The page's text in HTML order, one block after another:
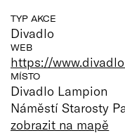
TYP AKCE
Divadlo
WEB
https://
MÍSTO
Divadlo Lampion
Náměstí Starosty
zobrazit na mapě